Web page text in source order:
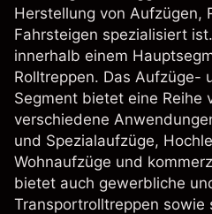
Herstellung von Aufzügen,
Fahrsteigen spezialisiert
innerhalb einem
Rolltreppen. Das Aufzüge-
Segment bietet eine Reihe
verschiedene
und Spezialaufzüge,
Wohnaufzüge und
bietet auch gewerbliche
Transportrolltreppen sowie